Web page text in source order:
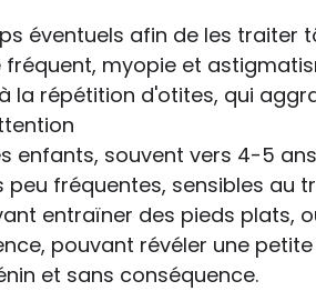
éventuels afin de les traiter
myopie et
la répétition d'otites, qui
enfants, souvent vers 4-5
fréquentes, sensibles au
entraïner des pieds plats,
pouvant révéler une
et sans conséquence.